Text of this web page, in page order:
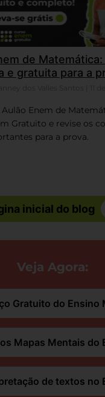
de
e gratuita para a
Aulão Enem de
Gratuito e revise os
para a prova.
inicial do blog
Veja Agora:
Gratuito do Ensino
Mapas Mentais do
de textos no